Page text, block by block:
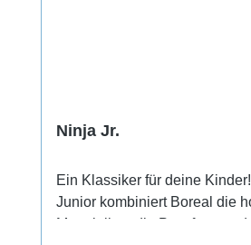
Ninja Jr.
Ein Klassiker für deine
Junior kombiniert Boreal die
Materialien, die Passform und